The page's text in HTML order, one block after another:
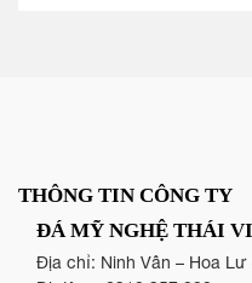
THÔNG TIN CÔNG TY
ĐÁ MỸ NGHỆ THÁI
Địa chỉ: Ninh Vân – Hoa Lư